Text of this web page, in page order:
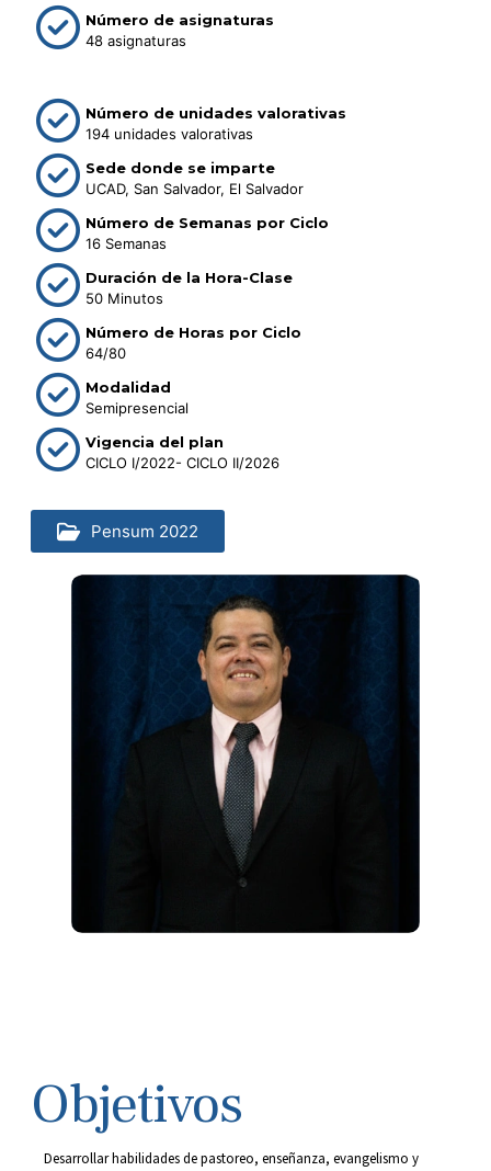
Número de asignaturas
48 asignaturas
Número de unidades valorativas
194 unidades valorativas
Sede donde se imparte
UCAD, San Salvador, El Salvador
Número de Semanas por Ciclo
16 Semanas
Duración de la Hora-Clase
50 Minutos
Número de Horas por Ciclo
64/80
Modalidad
Semipresencial
Vigencia del plan
CICLO I/2022- CICLO II/2026
Pensum 2022
Objetivos
Desarrollar habilidades de pastoreo, enseñanza, evangelismo y